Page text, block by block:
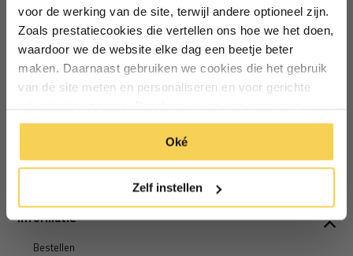
voor de werking van de site, terwijl andere optioneel zijn.
Zoals prestatiecookies die vertellen ons hoe we het doen,
waardoor we de website elke dag een beetje beter
maken. Daarnaast gebruiken we cookies die het gebruik
van de site meten en personaliseren en voor gerichte
manier. Klik op 'Oké' om alle cookies te accepteren. Of
klik op ‘alleen essentiele’ als je niet akkoord gaat met
cookies.
Oké
Zelf instellen
Ontvang €5 korting
Schrijf je in voor de nieuwsbrief en ontvang €5 welkomstkorting!
Email
Informatie
Bestellen
Particulier Zakelijk
Inschrijven
*Geldig bij minimale besteding vanaf €75